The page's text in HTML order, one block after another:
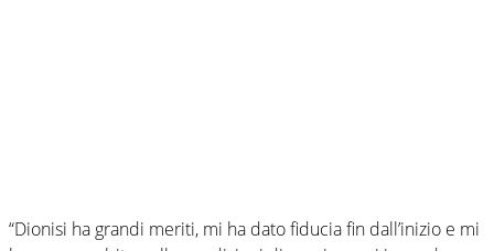
“Dionisi ha grandi meriti, mi ha dato fiducia fin dall’inizio e mi